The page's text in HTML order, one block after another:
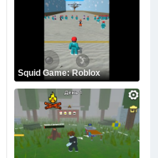
Squid Game: Roblox